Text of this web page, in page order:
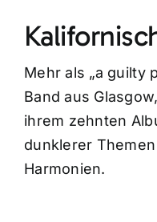
Mehr als „a guilty
Band aus
ihrem zehnten
dunklerer
Harmonien.